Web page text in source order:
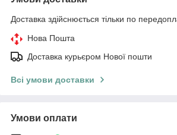
Доставка здійснюється тільки по
Нова Пошта
Доставка курьєром Нової пошти
Всі умови доставки
Умови оплати